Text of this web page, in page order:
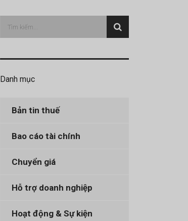
Danh mục
Bản tin thuế
Bao cáo tài chính
Chuyển giá
Hỗ trợ doanh nghiệp
Hoạt động & Sự kiện